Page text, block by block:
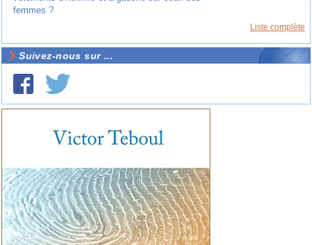
femmes ?
Liste complète
Suivez-nous sur ...